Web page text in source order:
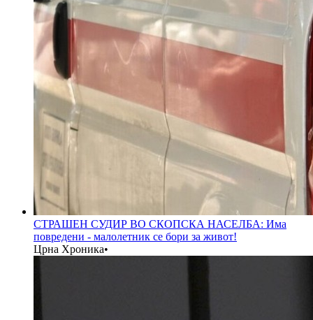
СТРАШЕН СУДИР ВО СКОПСКА НАСЕЛБА: Има
повредени - малолетник се бори за живот!
Црна Хроника•